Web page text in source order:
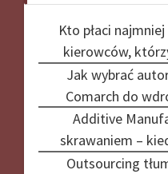
Kto płaci
kierowców,
Jak wybrać
Comarch do
Additive
skrawaniem –
Outsourcing